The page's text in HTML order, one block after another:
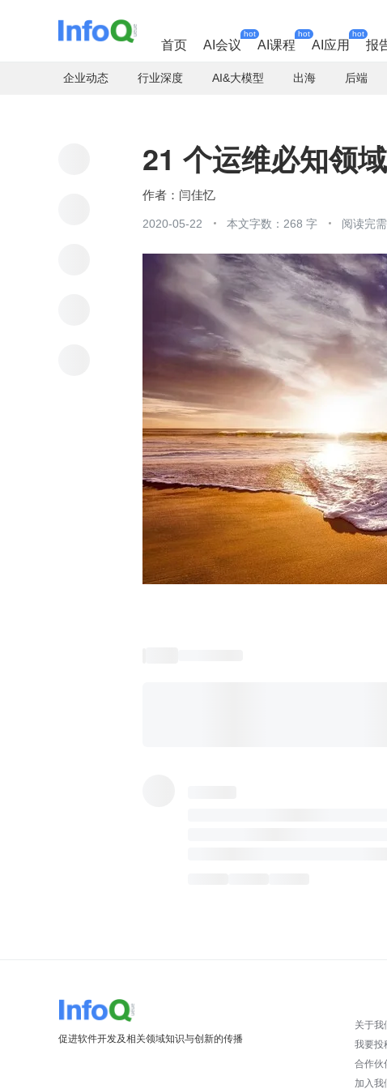
首页 AI会议
hot
AI课程
hot
AI应用
hot
报
企业动态 行业深度 AI&大模型 出海 后端
21 个运维必知领
闫佳忆
2020-05-22 本文字数：268 字 阅读完
促进软件开发及相关领域知识与创新的传播
关于我
我要投
合作伙
加入我